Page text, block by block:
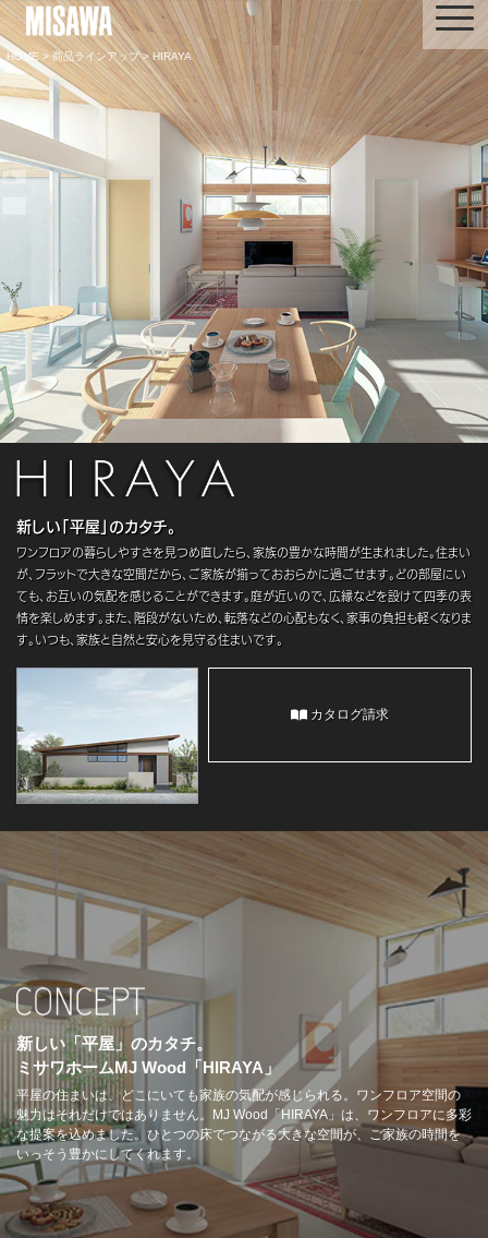
HOME >商品ラインアップ> HIRAYA
新しい「平屋」のカタチ。
ワンフロアの暮らしやすさを見つめ直したら、家族の豊かな時間が生まれました。住まい
が、フラットで大きな空間だから、ご家族が揃っておおらかに過ごせます。どの部屋にい
ても、お互いの気配を感じることができます。庭が近いので、広縁などを設けて四季の表
情を楽しめます。また、階段がないため、転落などの心配もなく、家事の負担も軽くなりま
す。いつも、家族と自然と安心を見守る住まいです。
カタログ請求
新しい「平屋」のカタチ。
ミサワホームMJ Wood「HIRAYA」
平屋の住まいは、どこにいても家族の気配が感じられる。ワンフロア空間の
魅力はそれだけではありません。MJ Wood「HIRAYA」は、ワンフロアに多彩
な提案を込めました。ひとつの床でつながる大きな空間が、ご家族の時間を
いっそう豊かにしてくれます。